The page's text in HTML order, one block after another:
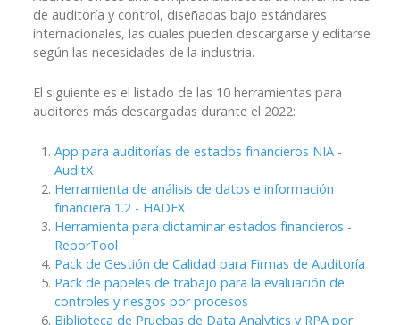
de auditoría y control, diseñadas bajo estándares
internacionales, las cuales pueden descargarse y editarse
según las necesidades de la industria.
El siguiente es el listado de las 10 herramientas para
auditores más descargadas durante el 2022:
App para auditorías de estados financieros NIA -
AuditX
Herramienta de análisis de datos e información
financiera 1.2 - HADEX
Herramienta para dictaminar estados financieros -
ReporTool
Pack de Gestión de Calidad para Firmas de Auditoría
Pack de papeles de trabajo para la evaluación de
controles y riesgos por procesos
Biblioteca de Pruebas de Data Analytics y RPA por